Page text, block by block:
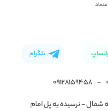
تلگرام
-
09128159458
شمال - نرسیده به پل امام